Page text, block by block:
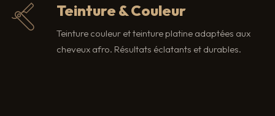
Teinture & Couleur
Teinture couleur et teinture platine adaptées aux
cheveux afro. Résultats éclatants et durables.